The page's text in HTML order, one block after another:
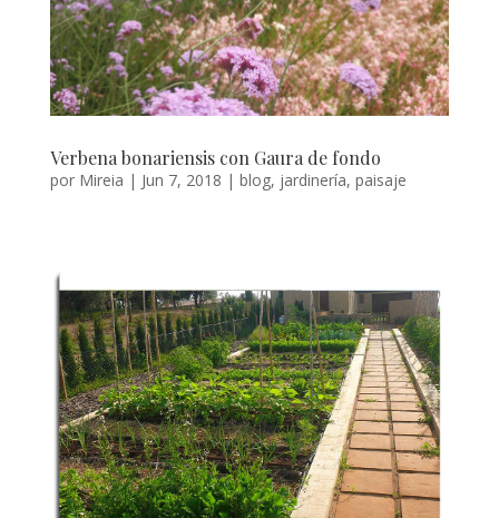
Verbena bonariensis con Gaura de fondo
por Mireia | Jun 7, 2018 | blog, jardinería, paisaje